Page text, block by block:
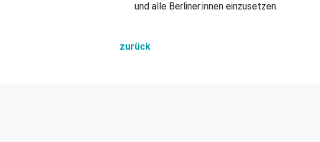
und alle Berliner:innen einzusetzen.
zurück